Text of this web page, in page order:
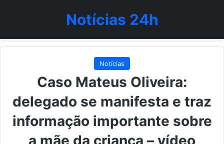
Notícias 24h
Notícias
Caso Mateus Oliveira:
delegado se manifesta e traz
informação importante sobre
a mãe da criança – vídeo